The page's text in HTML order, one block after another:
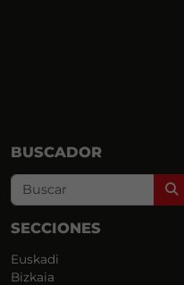
BUSCADOR
SECCIONES
Euskadi
Bizkaia